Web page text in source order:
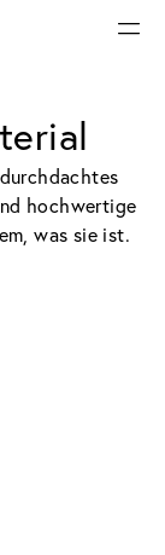
hochwertige
was sie ist.